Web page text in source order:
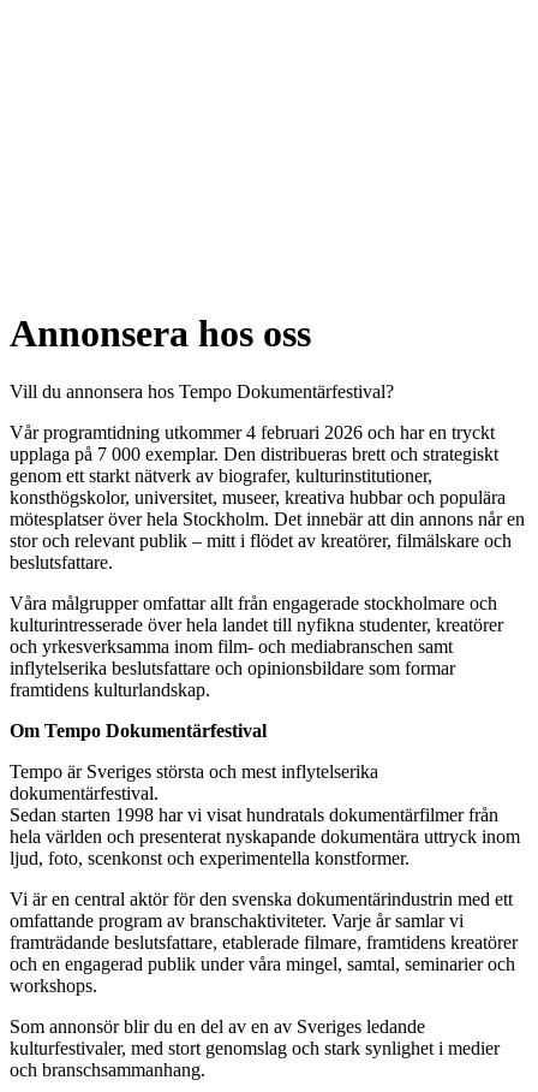
Annonsera hos oss
Vill du annonsera hos Tempo Dokumentärfestival?
Vår programtidning utkommer 4 februari 2026 och har en tryckt
upplaga på 7 000 exemplar. Den distribueras brett och strategiskt
genom ett starkt nätverk av biografer, kulturinstitutioner,
konsthögskolor, universitet, museer, kreativa hubbar och populära
mötesplatser över hela Stockholm. Det innebär att din annons når en
stor och relevant publik – mitt i flödet av kreatörer, filmälskare och
beslutsfattare.
Våra målgrupper omfattar allt från engagerade stockholmare och
kulturintresserade över hela landet till nyfikna studenter, kreatörer
och yrkesverksamma inom film- och mediabranschen samt
inflytelserika beslutsfattare och opinionsbildare som formar
framtidens kulturlandskap.
Om Tempo Dokumentärfestival
Tempo är Sveriges största och mest inflytelserika
dokumentärfestival.
Sedan starten 1998 har vi visat hundratals dokumentärfilmer från
hela världen och presenterat nyskapande dokumentära uttryck inom
ljud, foto, scenkonst och experimentella konstformer.
Vi är en central aktör för den svenska dokumentärindustrin med ett
omfattande program av branschaktiviteter. Varje år samlar vi
framträdande beslutsfattare, etablerade filmare, framtidens kreatörer
och en engagerad publik under våra mingel, samtal, seminarier och
workshops.
Som annonsör blir du en del av en av Sveriges ledande
kulturfestivaler, med stort genomslag och stark synlighet i medier
och branschsammanhang.